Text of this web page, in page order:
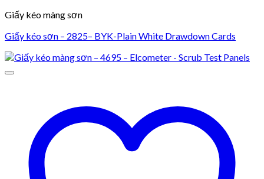
Giấy kéo màng sơn
Giấy kéo sơn – 2825– BYK-Plain White Drawdown Cards